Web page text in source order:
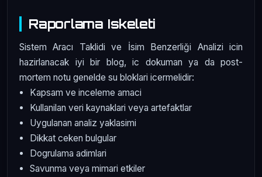
Raporlama Iskeleti
Sistem Aracı Taklidi ve İsim Benzerliği Analizi icin
hazirlanacak iyi bir blog, ic dokuman ya da post-
mortem notu genelde su bloklari icermelidir:
Kapsam ve inceleme amaci
Kullanilan veri kaynaklari veya artefaktlar
Uygulanan analiz yaklasimi
Dikkat ceken bulgular
Dogrulama adimlari
Savunma veya mimari etkiler